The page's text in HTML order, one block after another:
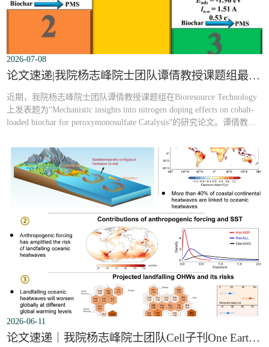
2026-07-08
论文速递|我院杨志峰院士团队谭倩教授课题组最新研究成果：氮掺杂对钴负载生物炭过一硫酸盐催化性能影响的机理研究
近期，我院杨志峰院士团队谭倩教授课题组在Bioresource Technology
上发表题为“Mechanistic insights into nitrogen doping effects on cobalt-
loaded biochar for peroxymonosulfate Catalysis”的研究论文。谭倩教授
要】：以牛粪为原料，合成了一系列不同氮含量的钴/氮共掺杂生物
炭，用于过一硫酸盐( PMS )氧化过程中磺胺甲恶唑( SMX )的强化去
除。系统地比较了它们...
2026-06-11
论文速递｜我院杨志峰院士团队Cell子刊One Earth：海洋性热源加剧陆地热浪